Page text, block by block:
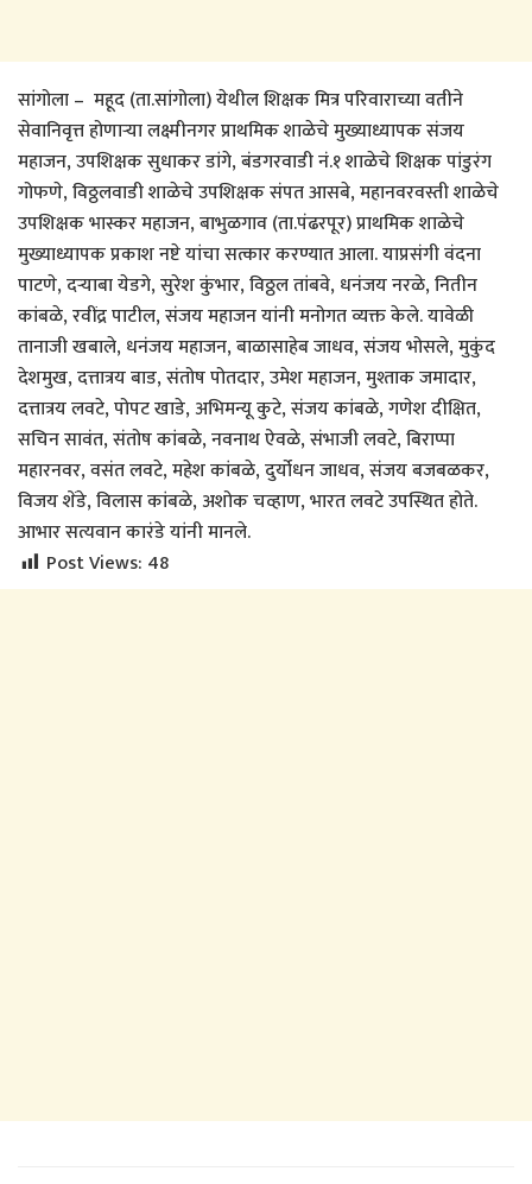
सांगोला – महूद (ता.सांगोला) येथील शिक्षक मित्र परिवाराच्या वतीने
सेवानिवृत्त होणाऱ्या लक्ष्मीनगर प्राथमिक शाळेचे मुख्याध्यापक संजय
महाजन, उपशिक्षक सुधाकर डांगे, बंडगरवाडी नं.१ शाळेचे शिक्षक पांडुरंग
गोफणे, विठ्ठलवाडी शाळेचे उपशिक्षक संपत आसबे, महानवरवस्ती शाळेचे
उपशिक्षक भास्कर महाजन, बाभुळगाव (ता.पंढरपूर) प्राथमिक शाळेचे
मुख्याध्यापक प्रकाश नष्टे यांचा सत्कार करण्यात आला. याप्रसंगी वंदना
पाटणे, दऱ्याबा येडगे, सुरेश कुंभार, विठ्ठल तांबवे, धनंजय नरळे, नितीन
कांबळे, रवींद्र पाटील, संजय महाजन यांनी मनोगत व्यक्त केले. यावेळी
तानाजी खबाले, धनंजय महाजन, बाळासाहेब जाधव, संजय भोसले, मुकुंद
देशमुख, दत्तात्रय बाड, संतोष पोतदार, उमेश महाजन, मुश्ताक जमादार,
दत्तात्रय लवटे, पोपट खाडे, अभिमन्यू कुटे, संजय कांबळे, गणेश दीक्षित,
सचिन सावंत, संतोष कांबळे, नवनाथ ऐवळे, संभाजी लवटे, बिराप्पा
महारनवर, वसंत लवटे, महेश कांबळे, दुर्योधन जाधव, संजय बजबळकर,
विजय शेंडे, विलास कांबळे, अशोक चव्हाण, भारत लवटे उपस्थित होते.
आभार सत्यवान कारंडे यांनी मानले.
Post Views: 48